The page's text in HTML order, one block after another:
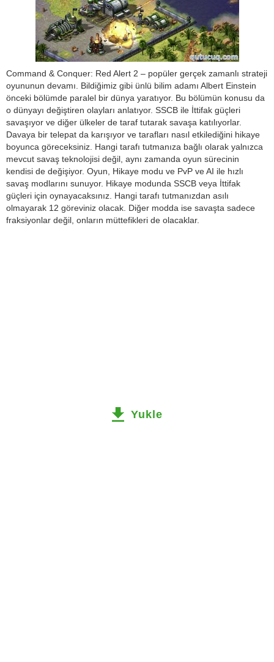
Command & Conquer: Red Alert 2 – popüler gerçek zamanlı strateji
oyununun devamı. Bildiğimiz gibi ünlü bilim adamı Albert Einstein
önceki bölümde paralel bir dünya yaratıyor. Bu bölümün konusu da
o dünyayı değiştiren olayları anlatıyor. SSCB ile İttifak güçleri
savaşıyor ve diğer ülkeler de taraf tutarak savaşa katılıyorlar.
Davaya bir telepat da karışıyor ve tarafları nasıl etkilediğini hikaye
boyunca göreceksiniz. Hangi tarafı tutmanıza bağlı olarak yalnızca
mevcut savaş teknolojisi değil, aynı zamanda oyun sürecinin
kendisi de değişiyor. Oyun, Hikaye modu ve PvP ve AI ile hızlı
savaş modlarını sunuyor. Hikaye modunda SSCB veya İttifak
güçleri için oynayacaksınız. Hangi tarafı tutmanızdan asılı
olmayarak 12 göreviniz olacak. Diğer modda ise savaşta sadece
fraksiyonlar değil, onların müttefikleri de olacaklar.
Yukle